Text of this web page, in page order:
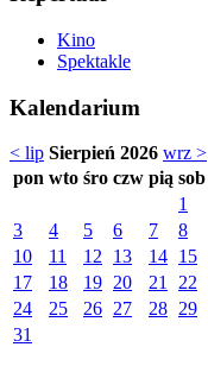
Kino
Spektakle
Kalendarium
< lip Sierpień 2026 wrz >
pon wto śro czw pią sob
1
3
4 5 6 7 8
10
11 12 13 14 15
17
18 19 20 21 22
24
25 26 27 28 29
31